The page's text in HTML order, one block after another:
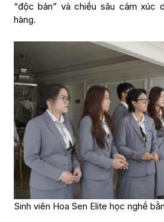
“độc bản” và chiều sâu cảm xúc
hàng.
Sinh viên Hoa Sen Elite học nghề